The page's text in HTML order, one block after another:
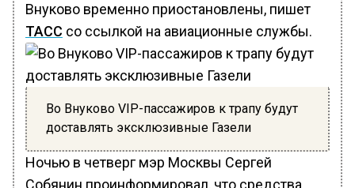
Внуково временно приостановлены, пишет
ТАСС со ссылкой на авиационные службы.
Во Внуково VIP-пассажиров к трапу будут
доставлять эксклюзивные Газели
Ночью в четверг мэр Москвы Сергей
Собянин проинформировал, что средства